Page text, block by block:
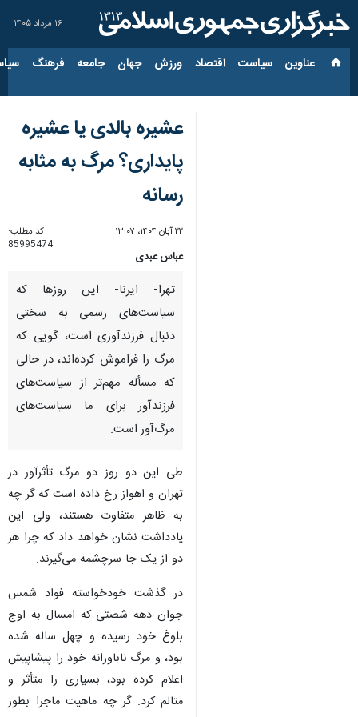
۱۶ مرداد ۱۴۰۵
عناوین‌ سیاست اقتصاد ورزش جهان جامعه فرهنگ
عشیره بالدی یا عشیره
پایداری؟ مرگ به مثابه
رسانه
۲۲ آبان ۱۴۰۴، ۱۳:۰۷
کد مطلب:
85995474
عباس عبدی
تهرا- ایرنا- این روزها که
سیاست‌های رسمی به سختی
دنبال فرزندآوری است، گویی که
مرگ را فراموش کرده‌اند، در حالی
که مسأله مهم‌تر از سیاست‌های
فرزندآور برای ما سیاست‌های
مرگ‌آور است.
طی این دو روز دو مرگ تأثرآور در
تهران و اهواز رخ داده است که گر چه
به ظاهر متفاوت هستند، ولی این
یادداشت نشان خواهد داد که چرا هر
دو از یک جا سرچشمه می‌گیرند.
در گذشت خودخواسته فواد شمس
جوان دهه شصتی که امسال به اوج
بلوغ خود رسیده و چهل ساله شده
بود، و مرگ ناباورانه خود را پیشاپیش
اعلام کرده بود، بسیاری را متأثر و
متالم کرد. گر چه ماهیت ماجرا بطور